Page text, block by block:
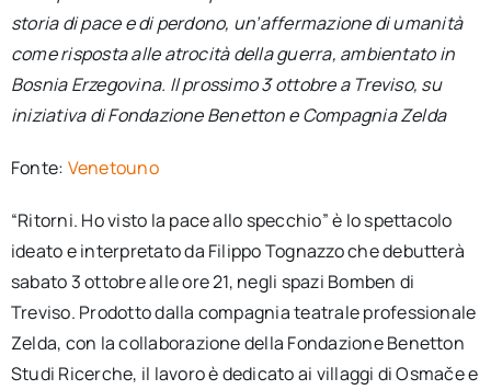
storia di pace e di perdono, un’affermazione di umanità
come risposta alle atrocità della guerra, ambientato in
Bosnia Erzegovina. Il prossimo 3 ottobre a Treviso, su
iniziativa di Fondazione Benetton e Compagnia Zelda
Fonte: Venetouno
“Ritorni. Ho visto la pace allo specchio” è lo spettacolo
ideato e interpretato da Filippo Tognazzo che debutterà
sabato 3 ottobre alle ore 21, negli spazi Bomben di
Treviso. Prodotto dalla compagnia teatrale professionale
Zelda, con la collaborazione della Fondazione Benetton
Studi Ricerche, il lavoro è dedicato ai villaggi di Osmače e